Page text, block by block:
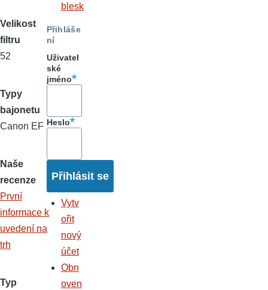
Velikost
filtru
52
Typy
bajonetu
Canon EF
Naše
recenze
První
informace k
uvedení na
trh
Typ
blesk
Přihláše
ní
Uživatel
ské
jméno
Heslo
Vytv
ořit
nový
účet
Obn
oven